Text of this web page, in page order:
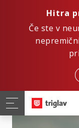
Hitra
Če ste v